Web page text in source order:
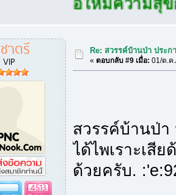
ขอให้มีความสุขกับเสีย
ชาตรี
VIP
4513
Re: สวรรค์บ้านป่า ประก
«ตอบกลับ #9 เมื่อ: 01/ต.ค
สวรรค์บ้านป่า
ได้ไพเราะเสี
ด้วยครับ.